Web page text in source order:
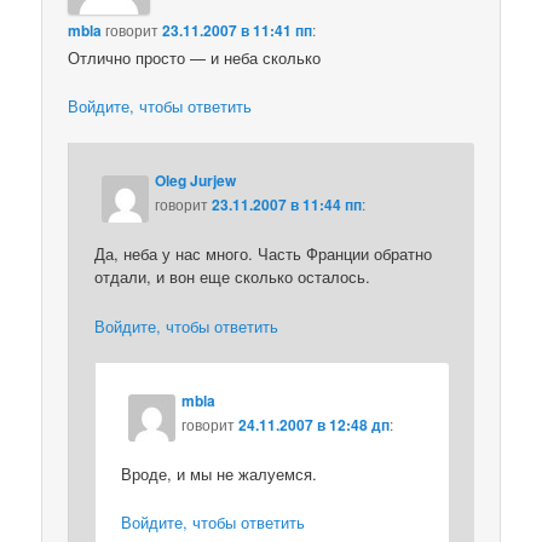
mblaговорит23.11.2007 в 11:41 пп:
Отлично просто — и неба сколько
Войдите, чтобы ответить
Oleg Jurjew
говорит23.11.2007 в 11:44 пп:
Да, неба у нас много. Часть Франции обратно
отдали, и вон еще сколько осталось.
Войдите, чтобы ответить
mbla
говорит 24.11.2007 в 12:48 дп:
Вроде, и мы не жалуемся.
Войдите, чтобы ответить